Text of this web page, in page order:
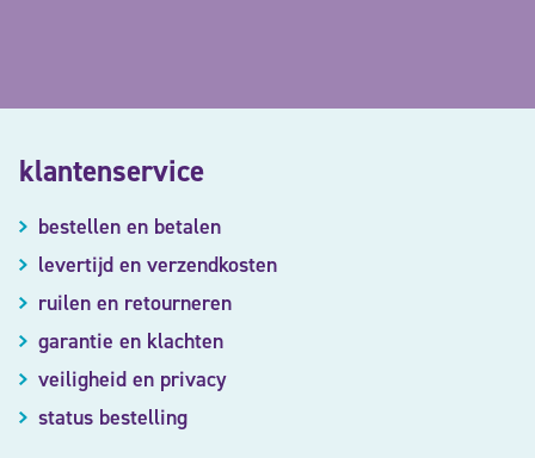
klantenservice
bestellen en betalen
levertijd en verzendkosten
ruilen en retourneren
garantie en klachten
veiligheid en privacy
status bestelling